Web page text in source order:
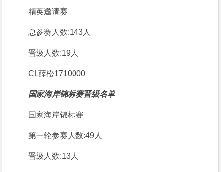
精英邀请赛
总参赛人数:143人
晋级人数:19人
CL薛松1710000
国家海岸锦标赛晋级名单
国家海岸锦标赛
第一轮参赛人数:49人
晋级人数:13人